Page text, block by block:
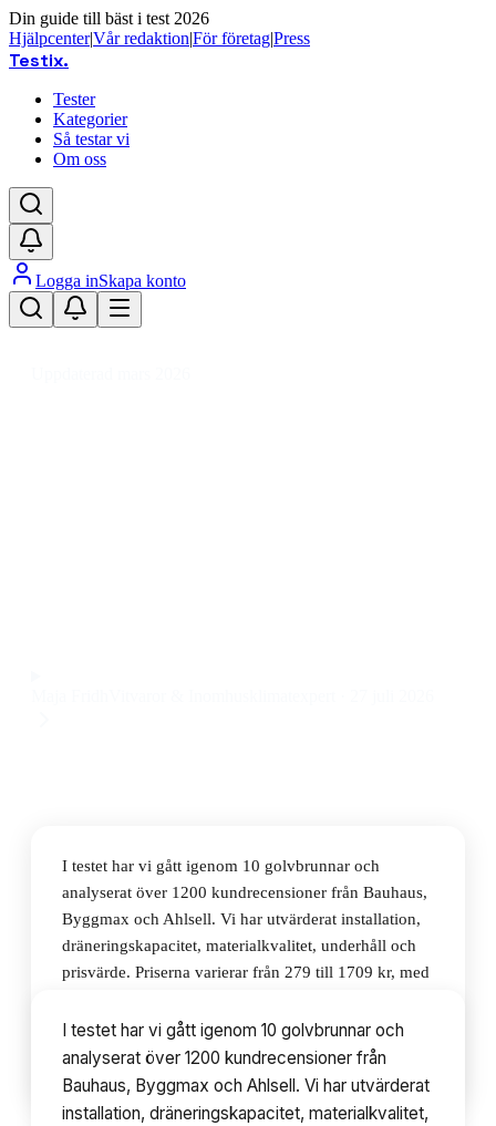
Din guide till bäst i test 2026
Hjälpcenter|Vår redaktion|För företag|Press
Testix.
Tester
Kategorier
Så testar vi
Om oss
Logga inSkapa konto
I testet har vi gått igenom 10 golvbrunnar och
analyserat över 1200 kundrecensioner från Bauhaus,
Byggmax och Ahlsell. Vi har utvärderat installation,
dräneringskapacitet, materialkvalitet, underhåll och
prisvärde. Priserna varierar från 279 till 1709 kr, med
Innehållsförteckning 10avsnitt
I testet har vi gått igenom 10 golvbrunnar och
analyserat över 1200 kundrecensioner från
Bauhaus, Byggmax och Ahlsell. Vi har utvärderat
installation, dräneringskapacitet, materialkvalitet,